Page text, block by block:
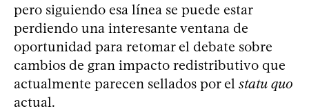
pero siguiendo esa línea se puede estar
perdiendo una interesante ventana de
oportunidad para retomar el debate sobre
cambios de gran impacto redistributivo que
actualmente parecen sellados por el statu quo
actual.